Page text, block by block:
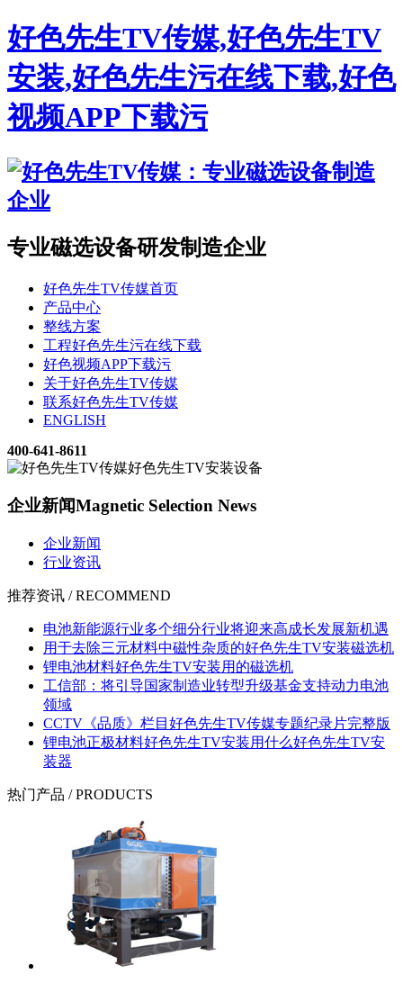
好色先生TV传媒,好色先生TV
安装,好色先生污在线下载,好色
视频APP下载污
专业磁选设备研发制造企业
好色先生TV传媒首页
产品中心
整线方案
工程好色先生污在线下载
好色视频APP下载污
关于好色先生TV传媒
联系好色先生TV传媒
ENGLISH
400-641-8611
企业新闻Magnetic Selection News
企业新闻
行业资讯
推荐资讯 / RECOMMEND
电池新能源行业多个细分行业将迎来高成长发展新机遇
用于去除三元材料中磁性杂质的好色先生TV安装磁选机
锂电池材料好色先生TV安装用的磁选机
工信部：将引导国家制造业转型升级基金支持动力电池
领域
CCTV《品质》栏目好色先生TV传媒专题纪录片完整版
锂电池正极材料好色先生TV安装用什么好色先生TV安
装器
热门产品 / PRODUCTS